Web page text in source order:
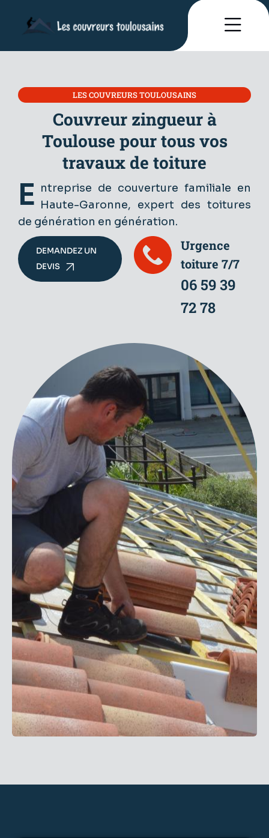
LES COUVREURS TOULOUSAINS
Couvreur zingueur à
Toulouse pour tous vos
travaux de toiture
E ntreprise de couverture familiale en
Haute-Garonne, expert des toitures
de génération en génération.
DEMANDEZ UN
DEVIS
Urgence
toiture 7/7
06 59 39
72 78